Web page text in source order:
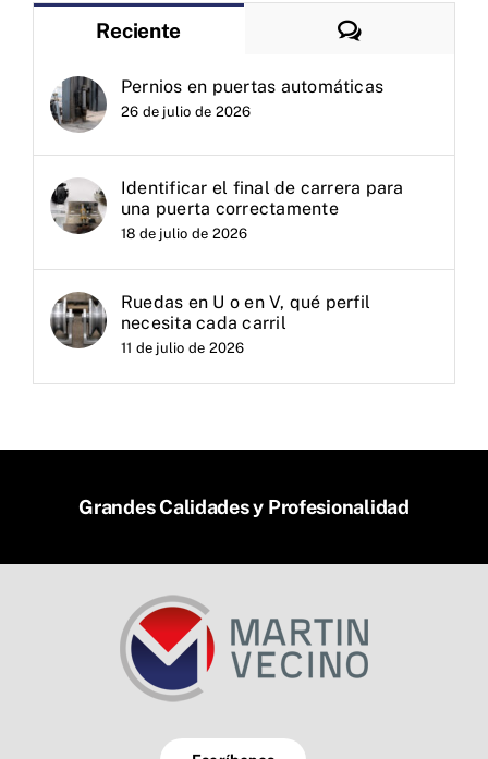
Reciente Comentarios
Pernios en puertas automáticas
26 de julio de 2026
Identificar el final de carrera para
una puerta correctamente
18 de julio de 2026
Ruedas en U o en V, qué perfil
necesita cada carril
11 de julio de 2026
Grandes Calidades y Profesionalidad